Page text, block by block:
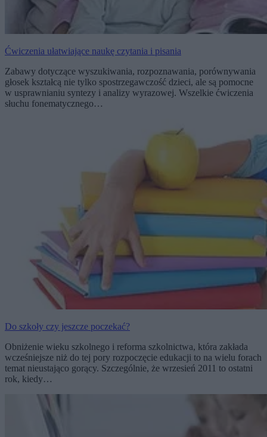
Ćwiczenia ułatwiające naukę czytania i pisania
Zabawy dotyczące wyszukiwania, rozpoznawania, porównywania
głosek kształcą nie tylko spostrzegawczość dzieci, ale są pomocne
w usprawnianiu syntezy i analizy wyrazowej. Wszelkie ćwiczenia
słuchu fonematycznego…
Do szkoły czy jeszcze poczekać?
Obniżenie wieku szkolnego i reforma szkolnictwa, która zakłada
wcześniejsze niż do tej pory rozpoczęcie edukacji to na wielu forach
temat nieustająco gorący. Szczególnie, że wrzesień 2011 to ostatni
rok, kiedy…